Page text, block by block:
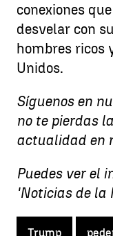
conexiones
desvelar con
hombres ricos
Unidos.
Síguenos en
no te pierdas
actualidad en
Puedes ver el
'Noticias de la
Trump